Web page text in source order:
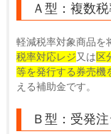
Ａ型：複数
軽減税率対象商品を
税率対応レジ又は区
等を発行する券売機
える補助金です。
Ｂ型：受発